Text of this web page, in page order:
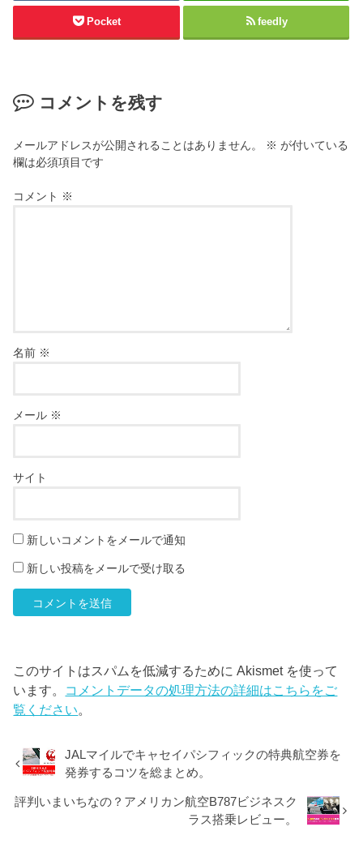
Pocket feedly
コメントを残す
メールアドレスが公開されることはありません。 ※ が付いている
欄は必須項目です
コメント ※
名前 ※
メール ※
サイト
新しいコメントをメールで通知
新しい投稿をメールで受け取る
このサイトはスパムを低減するために Akismet を使って
います。 コメントデータの処理方法の詳細はこちらをご
覧ください。
JALマイルでキャセイパシフィックの特典航空券を
発券するコツを総まとめ。
評判いまいちなの？アメリカン航空B787ビジネスク
ラス搭乗レビュー。